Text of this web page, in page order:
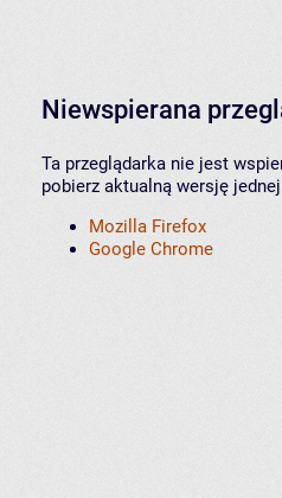
Niewspierana
Ta przeglądarka nie jest
pobierz aktualną wersję
Mozilla Firefox
Google Chrome